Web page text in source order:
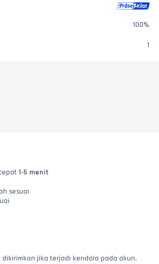
100%
1
1-5 menit
sesuai
dikirimkan jika terjadi kendala pada akun,